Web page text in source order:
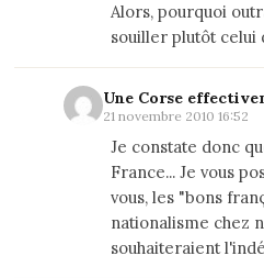
Alors, pourquoi
souiller plutôt celui
Une Corse
21 novembre 2010 16:52
Je constate donc
France... Je vous
vous, les "bons
nationalisme chez
souhaiteraient